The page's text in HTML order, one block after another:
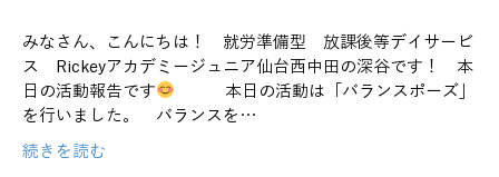
みなさん、こんにちは！ 就労準備型 放課後等デイサービ
ス Rickeyアカデミージュニア仙台西中田の深谷です！ 本
日の活動報告です
本日の活動は「バランスポーズ」
を行いました。 バランスを…
続きを読む